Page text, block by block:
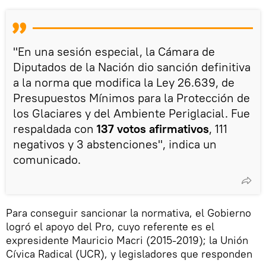
"En una sesión especial, la Cámara de
Diputados de la Nación dio sanción definitiva
a la norma que modifica la Ley 26.639, de
Presupuestos Mínimos para la Protección de
los Glaciares y del Ambiente Periglacial. Fue
respaldada con 137 votos afirmativos, 111
negativos y 3 abstenciones", indica un
comunicado.
Para conseguir sancionar la normativa, el Gobierno
logró el apoyo del Pro, cuyo referente es el
expresidente Mauricio Macri (2015-2019); la Unión
Cívica Radical (UCR), y legisladores que responden